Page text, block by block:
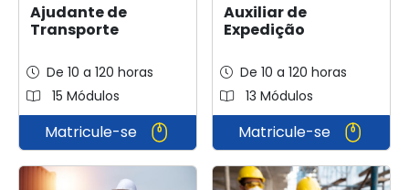
Ajudante de
Transporte
De 10 a 120 horas
15 Módulos
Matricule-se
Auxiliar de
Expedição
De 10 a 120 horas
13 Módulos
Matricule-se